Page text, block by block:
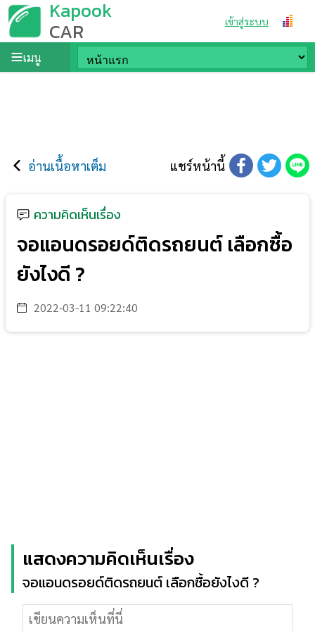
Kapook
CAR เข้าสู่ระบบ
เมนู
อ่านเนื้อหาเต็ม แชร์หน้านี้
ความคิดเห็นเรื่อง
จอแอนดรอยด์ติดรถยนต์ เลือกซื้อ
ยังไงดี ?
2022-03-11 09:22:40
แสดงความคิดเห็นเรื่อง
จอแอนดรอยด์ติดรถยนต์ เลือกซื้อยังไงดี ?